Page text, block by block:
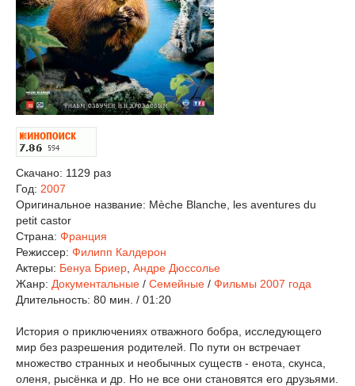
Скачано: 1129 раз
Год: 2007
Оригинальное название: Mèche Blanche, les aventures du
petit castor
Страна: Франция
Режиссер: Филипп Калдерон
Актеры: Бенуа Бриер Андре Дюссолье
Жанр: Документальные / Семейные / Фильмы 2007 года
Длительность: 80 мин. / 01:20
История о приключениях отважного бобра, исследующего
мир без разрешения родителей. По пути он встречает
множество странных и необычных существ - енота, скунса,
оленя, рысёнка и др. Но не все они становятся его друзьями.